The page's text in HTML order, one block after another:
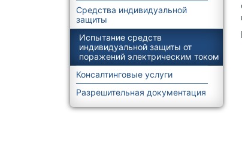
Средства индивидуальной
защиты
Испытание средств
индивидуальной защиты от
поражений электрическим током
Консалтинговые услуги
Разрешительная документация